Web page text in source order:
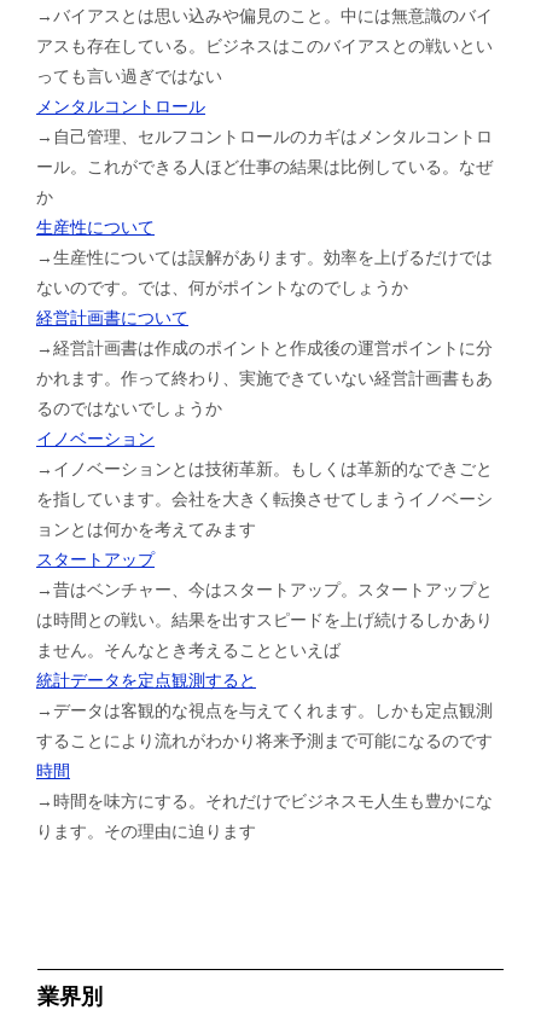
→バイアスとは思い込みや偏見のこと。中には無意識のバイ
アスも存在している。ビジネスはこのバイアスとの戦いとい
っても言い過ぎではない
メンタルコントロール
→自己管理、セルフコントロールのカギはメンタルコントロ
ール。これができる人ほど仕事の結果は比例している。なぜ
か
生産性について
→生産性については誤解があります。効率を上げるだけでは
ないのです。では、何がポイントなのでしょうか
経営計画書について
→経営計画書は作成のポイントと作成後の運営ポイントに分
かれます。作って終わり、実施できていない経営計画書もあ
るのではないでしょうか
イノベーション
→イノベーションとは技術革新。もしくは革新的なできごと
を指しています。会社を大きく転換させてしまうイノベーシ
ョンとは何かを考えてみます
スタートアップ
→昔はベンチャー、今はスタートアップ。スタートアップと
は時間との戦い。結果を出すスピードを上げ続けるしかあり
ません。そんなとき考えることといえば
統計データを定点観測すると
→データは客観的な視点を与えてくれます。しかも定点観測
することにより流れがわかり将来予測まで可能になるのです
時間
→時間を味方にする。それだけでビジネスモ人生も豊かにな
ります。その理由に迫ります
業界別